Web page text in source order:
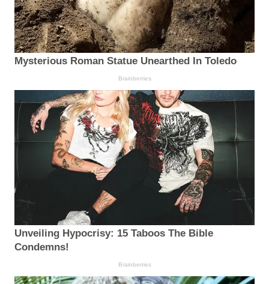
Mysterious Roman Statue Unearthed In Toledo
Brainberries
Unveiling Hypocrisy: 15 Taboos The Bible
Condemns!
Brainberries